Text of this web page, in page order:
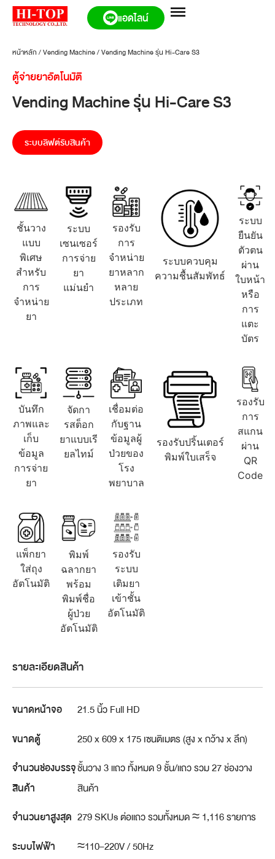
แอดไลน์
หน้าหลัก /Vending Machine/Vending Machine รุ่น Hi-Care S3
ตู้จ่ายยาอัตโนมัติ
Vending Machine รุ่น Hi-Care S3
ระบบลิฟต์รับสินค้า
ชั้นวาง
แบบ
พิเศษ
สำหรับ
การ
จำหน่าย
ยา
ระบบ
เซนเซอร์
การจ่าย
ยา
แม่นยำ
รองรับ
การ
จำหน่าย
ยาหลาก
หลาย
ประเภท
ระบบควบคุม
ความชื้นสัมพัทธ์
ระบบ
ยืนยัน
ตัวตน
ผ่าน
ใบหน้า
หรือ
การ
แตะ
บัตร
บันทึก
ภาพและ
เก็บ
ข้อมูล
การจ่าย
ยา
จัดกา
รสต็อก
ยาแบบเรี
ยลไทม์
เชื่อมต่อ
กับฐาน
ข้อมูลผู้
ป่วยของ
โรง
พยาบาล
รองรับปริ้นเตอร์
พิมพ์ใบเสร็จ
รองรับ
การ
สแกน
ผ่าน
QR
Code
แพ็กยา
ใส่ถุง
อัตโนมัติ
พิมพ์
ฉลากยา
พร้อม
พิมพ์ชื่อ
ผู้ป่วย
อัตโนมัติ
รองรับ
ระบบ
เติมยา
เข้าชั้น
อัตโนมัติ
รายละเอียดสินค้า
ขนาดหน้าจอ
21.5 นิ้ว Full HD
ขนาดตู้
250 x 609 x 175 เซนติเมตร (สูง x กว้าง x ลึก)
จำนวนช่องบรรจุ
สินค้า
ชั้นวาง 3 แถว ทั้งหมด 9 ชั้น/แถว รวม 27 ช่องวาง
สินค้า
จำนวนยาสูงสุด 279 SKUs ต่อแถว รวมทั้งหมด ≈ 1,116 รายการ
ระบบไฟฟ้า
≈110–220V / 50Hz